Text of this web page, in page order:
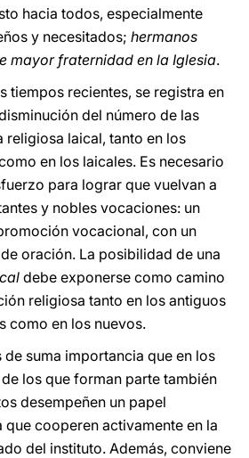
hacia todos, especialmente
y necesitados; hermanos
mayor fraternidad en la Iglesia.
tiempos recientes, se registra en
del número de las
religiosa laical, tanto en los
en los laicales. Es necesario
para lograr que vuelvan a
y nobles vocaciones: un
vocacional, con un
oración. La posibilidad de una
debe exponerse como camino
religiosa tanto en los antiguos
como en los nuevos.
suma importancia que en los
los que forman parte también
desempeñen un papel
cooperen activamente en la
del instituto. Además, conviene